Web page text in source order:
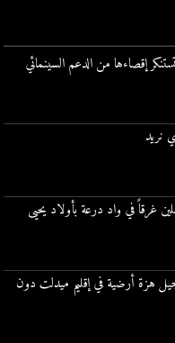
إقصاءها من الدعم السينمائي
نريد
غرقاً في واد درعة بأولاد يحيى
هزة أرضية في إقليم ميدلت دون